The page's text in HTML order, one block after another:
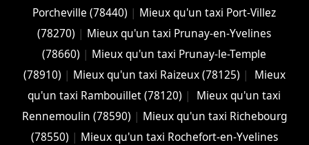
Porcheville (78440) | Mieux qu'un taxi Port-Villez
(78270) | Mieux qu'un taxi Prunay-en-Yvelines
(78660) | Mieux qu'un taxi Prunay-le-Temple
(78910) | Mieux qu'un taxi Raizeux (78125) |
Mieux
qu'un taxi Rambouillet (78120) |
Mieux qu'un taxi
Rennemoulin (78590) | Mieux qu'un taxi Richebourg
(78550) | Mieux qu'un taxi Rochefort-en-Yvelines